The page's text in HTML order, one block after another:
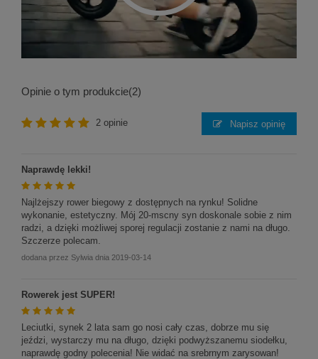
Opinie o tym produkcie(2)
2 opinie Napisz opinię
Naprawdę lekki!
Najlżejszy rower biegowy z dostępnych na rynku! Solidne
wykonanie, estetyczny. Mój 20-mscny syn doskonale sobie z nim
radzi, a dzięki możliwej sporej regulacji zostanie z nami na długo.
Szczerze polecam.
dodana przez Sylwia dnia 2019-03-14
Rowerek jest SUPER!
Leciutki, synek 2 lata sam go nosi cały czas, dobrze mu się
jeździ, wystarczy mu na długo, dzięki podwyższanemu siodełku,
naprawdę godny polecenia! Nie widać na srebrnym zarysowan!